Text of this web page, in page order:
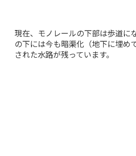
現在、モノレールの下部は歩道に
の下には今も暗渠化（地下に埋め
された水路が残っています。